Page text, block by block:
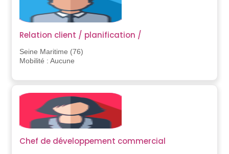
Relation client / planification /
Seine Maritime (76)
Mobilité : Aucune
Chef de développement commercial